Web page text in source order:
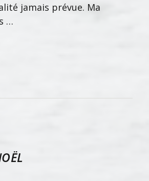
jamais prévue. Ma
…